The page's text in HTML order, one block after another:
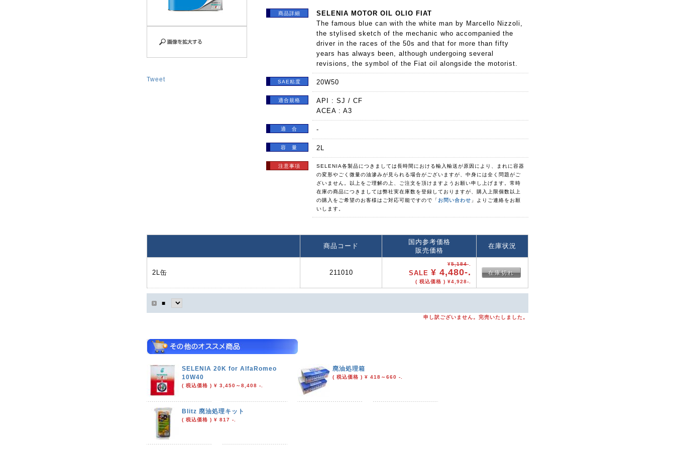
Tweet
商品詳細
SELENIA MOTOR OIL OLIO FIAT
The famous blue can with the white man by Marcello Nizzoli,
the stylised sketch of the mechanic who accompanied the
driver in the races of the 50s and that for more than fifty
years has always been, although undergoing several
revisions, the symbol of the Fiat oil alongside the motorist.
SAE粘度 20W50
適合規格
API : SJ / CF
ACEA : A3
適 合 -
容 量 2L
注意事項
SELENIA各製品につきましては長時間における輸入輸送が原因により、まれに容器
の変形やごく微量の油滲みが見られる場合がございますが、中身には全く問題がご
ざいません。以上をご理解の上、ご注文を頂けますようお願い申し上げます。常時
在庫の商品につきましては弊社実在庫数を登録しておりますが、購入上限個数以上
の購入をご希望のお客様はご対応可能ですので「 お問い合わせ 」よりご連絡をお願
いします。
商品コード
国内参考価格
販売価格
在庫状況
2L缶 211010
¥5,184-.
SALE ¥ 4,480-.
( 税込価格 ) ¥4,928-.
在庫切れ
■
申し訳ございません。完売いたしました。
SELENIA 20K for AlfaRomeo
10W40
( 税込価格 ) ¥ 3,450～8,408 -.
廃油処理箱
( 税込価格 ) ¥ 418～660 -.
Blitz 廃油処理キット
( 税込価格 ) ¥ 817 -.